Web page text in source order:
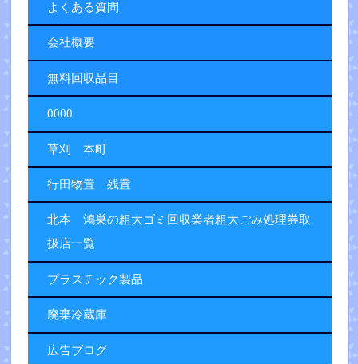
よくある質問
会社概要
無料回収品目
0000
草刈 本町
行田物置 残置
北本 鴻巣の粗大ゴミ回収業者粗大ごみ処理券取
扱店一覧
プラスチック製品
廃棄冷蔵庫
広告ブログ